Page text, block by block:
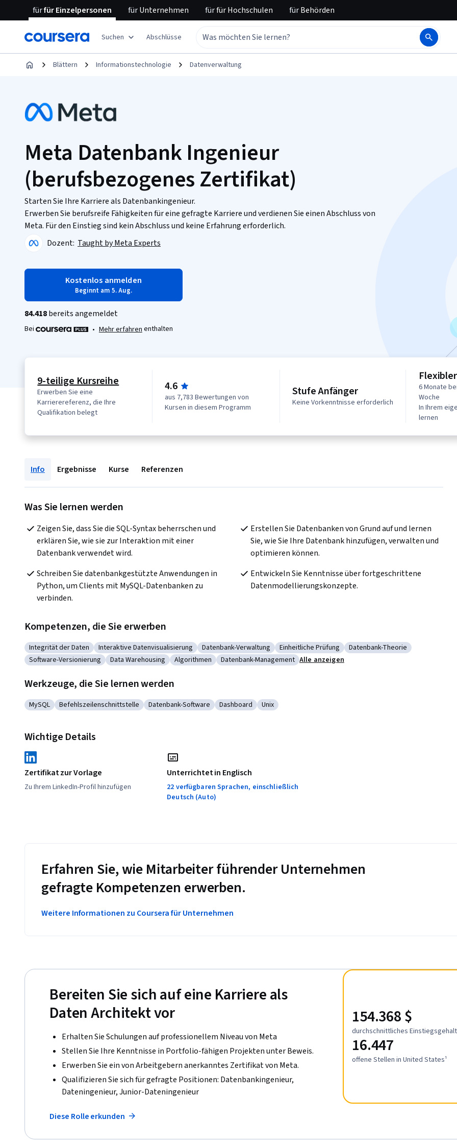
fürfür Einzelpersonen fürUnternehmen fürfür Hochschulen fürBehörden
Suchen Abschlüsse
Blättern Informationstechnologie Datenverwaltung
Meta Datenbank Ingenieur
(berufsbezogenes Zertifikat)
Starten Sie Ihre Karriere als Datenbankingenieur.
Erwerben Sie berufsreife Fähigkeiten für eine gefragte Karriere und verdienen Sie einen Abschluss von
Meta. Für den Einstieg sind kein Abschluss und keine Erfahrung erforderlich.
Dozent: Taught by Meta Experts
Kostenlos anmelden
Beginnt am 5. Aug.
84.418bereits angemeldet
Bei • Mehr erfahren enthalten
9-teilige Kursreihe
Erwerben Sie eine
Karrierereferenz, die Ihre
Qualifikation belegt
4.6
aus 7,783 Bewertungen von
Kursen in diesem Programm
Stufe Anfänger
Keine Vorkenntnisse erforderlich
6 Monate
Woche
In Ihrem
lernen
Info Ergebnisse Kurse Referenzen
Was Sie lernen werden
Zeigen Sie, dass Sie die SQL-Syntax beherrschen und
erklären Sie, wie sie zur Interaktion mit einer
Datenbank verwendet wird.
Erstellen Sie Datenbanken von Grund auf und lernen
Sie, wie Sie Ihre Datenbank hinzufügen, verwalten und
optimieren können.
Schreiben Sie datenbankgestützte Anwendungen in
Python, um Clients mit MySQL-Datenbanken zu
verbinden.
Entwickeln Sie Kenntnisse über fortgeschrittene
Datenmodellierungskonzepte.
Kompetenzen, die Sie erwerben
Kategorie: Integrität der Daten
Integrität der Daten Kategorie: Interaktive Datenvisualisierung
Interaktive Datenvisualisierung Kategorie: Datenbank-Verwaltung
Datenbank-Verwaltung Kategorie: Einheitliche Prüfung
Einheitliche Prüfung Kategorie: Datenbank-Theorie
Datenbank-Theorie
Kategorie: Software-Versionierung
Software-Versionierung Kategorie: Data Warehousing
Data Warehousing Kategorie: Algorithmen
Algorithmen Kategorie: Datenbank-Management
Datenbank-Management Alle anzeigen
Werkzeuge, die Sie lernen werden
Kategorie: MySQL
MySQL Kategorie: Befehlszeilenschnittstelle
Befehlszeilenschnittstelle Kategorie: Datenbank-Software
Datenbank-Software Kategorie: Dashboard
Dashboard Kategorie: Unix
Unix
Wichtige Details
Zertifikat zur Vorlage
Zu Ihrem LinkedIn-Profil hinzufügen
Unterrichtet in Englisch
22 verfügbaren Sprachen, einschließlich
Deutsch (Auto)
Erfahren Sie, wie Mitarbeiter führender Unternehmen
gefragte Kompetenzen erwerben.
Weitere Informationen zu Coursera für Unternehmen
Bereiten Sie sich auf eine Karriere als
Daten Architekt vor
Erhalten Sie Schulungen auf professionellem Niveau von Meta
Stellen Sie Ihre Kenntnisse in Portfolio-fähigen Projekten unter Beweis.
Erwerben Sie ein von Arbeitgebern anerkanntes Zertifikat von Meta.
Qualifizieren Sie sich für gefragte Positionen: Datenbankingenieur,
Dateningenieur, Junior-Dateningenieur
Diese Rolle erkunden
154.368 $
durchschnittliches
16.447
offene Stellen in United States¹